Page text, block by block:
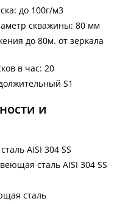
до 100г/м3
скважины: 80 мм
до 80м. от зеркала
в час: 20
S1
и
AISI 304 SS
сталь AISI 304 SS
сталь